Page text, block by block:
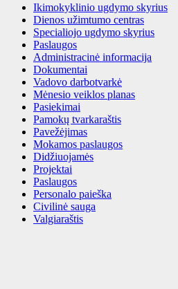
Ikimokyklinio ugdymo skyrius
Dienos užimtumo centras
Specialiojo ugdymo skyrius
Paslaugos
Administracinė informacija
Dokumentai
Vadovo darbotvarkė
Mėnesio veiklos planas
Pasiekimai
Pamokų tvarkaraštis
Pavežėjimas
Mokamos paslaugos
Didžiuojamės
Projektai
Paslaugos
Personalo paieška
Civilinė sauga
Valgiaraštis